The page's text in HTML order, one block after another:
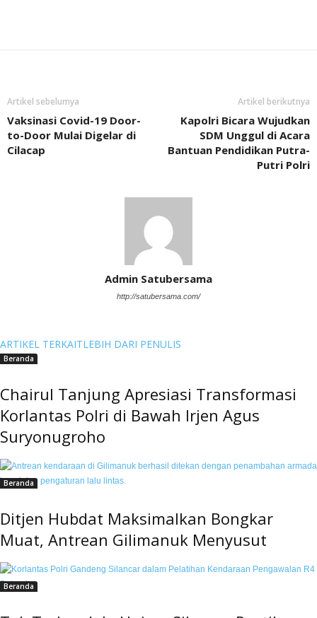
Artikel sebelumya
Vaksinasi Covid-19 Door-
to-Door Mulai Digelar di
Cilacap
Artikel berikutnya
Kapolri Bicara Wujudkan
SDM Unggul di Acara
Bantuan Pendidikan Putra-
Putri Polri
Admin Satubersama
http://satubersama.com/
ARTIKEL TERKAITLEBIH DARI PENULIS
Beranda
Chairul Tanjung Apresiasi Transformasi
Korlantas Polri di Bawah Irjen Agus
Suryonugroho
Beranda
Ditjen Hubdat Maksimalkan Bongkar
Muat, Antrean Gilimanuk Menyusut
Beranda